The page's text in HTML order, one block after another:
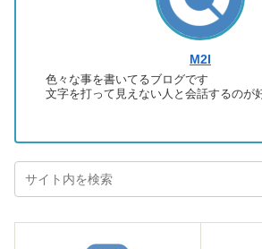
M2I
色々な事を書いてるブログです
文字を打って見えない人と会話するのが